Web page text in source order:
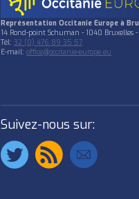
Représentation Occitanie Europe à
14 Rond-point Schuman - 1040 Bruxelles
Tél:32 (0) 476 89 35 57
E-mail:office@occitanie-europe.eu
Suivez-nous sur: